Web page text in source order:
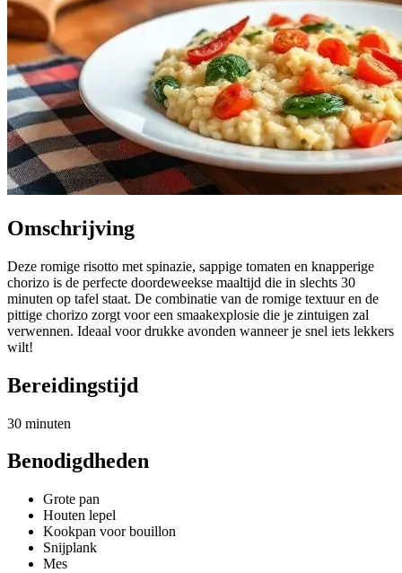
Omschrijving
Deze romige risotto met spinazie, sappige tomaten en knapperige
chorizo is de perfecte doordeweekse maaltijd die in slechts 30
minuten op tafel staat. De combinatie van de romige textuur en de
pittige chorizo zorgt voor een smaakexplosie die je zintuigen zal
verwennen. Ideaal voor drukke avonden wanneer je snel iets lekkers
wilt!
Bereidingstijd
30 minuten
Benodigdheden
Grote pan
Houten lepel
Kookpan voor bouillon
Snijplank
Mes